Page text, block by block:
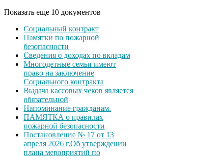
Показать еще 10 документов
Социальный контракт
Памятки по пожарной
безопасности
Сведения о доходах по вкладам
Многодетные семьи имеют
право на заключение
Социального контракта
Выдача кассовых чеков является
обязательной
Напоминание гражданам.
ПАМЯТКА о правилах
пожарной безопасности
Постановление № 17 от 13
апреля 2026 г.Об утверждении
плана мероприятий по